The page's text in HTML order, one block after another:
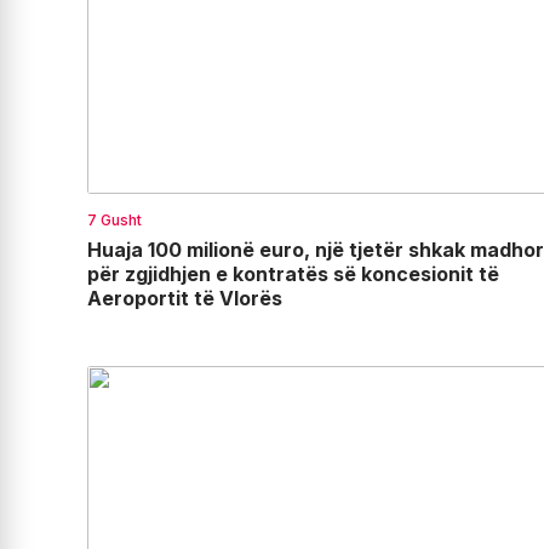
7 Gusht
Huaja 100 milionë euro, një tjetër shkak madhor
për zgjidhjen e kontratës së koncesionit të
Aeroportit të Vlorës